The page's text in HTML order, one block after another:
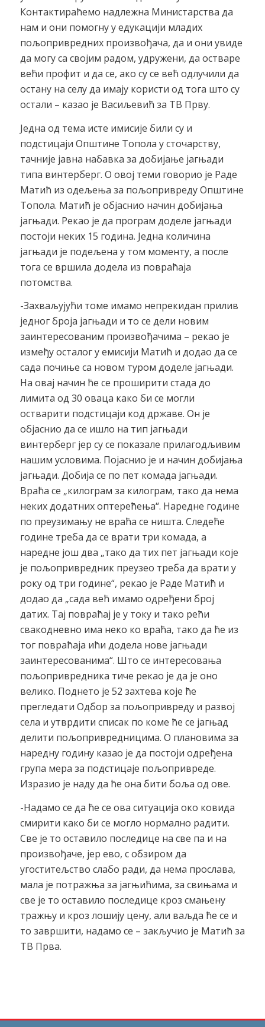
Контактираћемо надлежна Министарства да
нам и они помогну у едукацији младих
пољопривредних произвођача, да и они увиде
да могу са својим радом, удружени, да остваре
већи профит и да се, ако су се већ одлучили да
остану на селу да имају користи од тога што су
остали – казао је Васиљевић за ТВ Прву.
Једна од тема исте имисије били су и
подстицаји Општине Топола у сточарству,
тачније јавна набавка за добијање јагњади
типа винтерберг. О овој теми говорио је Раде
Матић из одељења за пољопривреду Општине
Топола. Матић је објаснио начин добијања
јагњади. Рекао је да програм доделе јагњади
постоји неких 15 година. Једна количина
јагњади је подељена у том моменту, а после
тога се вршила додела из повраћаја
потомства.
-Захваљујући томе имамо непрекидан прилив
једног броја јагњади и то се дели новим
заинтересованим произвођачима – рекао је
између осталог у емисији Матић и додао да се
сада почиње са новом туром доделе јагњади.
На овај начин ће се проширити стада до
лимита од 30 оваца како би се могли
остварити подстицаји код државе. Он је
објаснио да се ишло на тип јагњади
винтерберг јер су се показале прилагодљивим
нашим условима. Појаснио је и начин добијања
јагњади. Добија се по пет комада јагњади.
Враћа се „килограм за килограм, тако да нема
неких додатних оптерећења“. Наредне године
по преузимању не враћа се ништа. Следеће
године треба да се врати три комада, а
наредне још два „тако да тих пет јагњади које
је пољопривредник преузео треба да врати у
року од три године“, рекао је Раде Матић и
додао да „сада већ имамо одређени број
датих. Тај повраћај је у току и тако рећи
свакодневно има неко ко враћа, тако да ће из
тог повраћаја ићи додела нове јагњади
заинтересованима“. Што се интересовања
пољопривредника тиче рекао је да је оно
велико. Поднето је 52 захтева које ће
прегледати Одбор за пољопривреду и развој
села и утврдити списак по коме ће се јагњад
делити пољопривредницима. О плановима за
наредну годину казао је да постоји одређена
група мера за подстицаје пољопривреде.
Изразио је наду да ће она бити боља од ове.
-Надамо се да ће се ова ситуација око ковида
смирити како би се могло нормално радити.
Све је то оставило последице на све па и на
произвођаче, јер ево, с обзиром да
угоститељство слабо ради, да нема прослава,
мала је потражња за јагњићима, за свињама и
све је то оставило последице кроз смањену
тражњу и кроз лошију цену, али ваљда ће се и
то завршити, надамо се – закључио је Матић за
ТВ Прва.